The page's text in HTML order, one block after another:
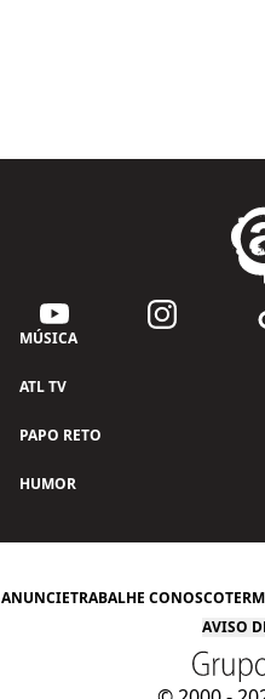
MÚSICA
ATL TV
PAPO RETO
HUMOR
ANUNCIETRABALHE CONOSCO
AVISO